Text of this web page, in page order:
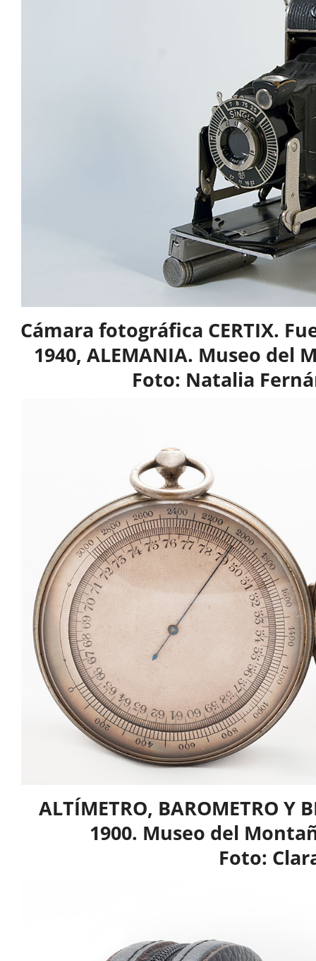
Cámara fotográfica CERTIX.
1940, ALEMANIA. Museo del
Foto: Natalia
ALTÍMETRO, BAROMETRO Y
1900. Museo del
Foto: